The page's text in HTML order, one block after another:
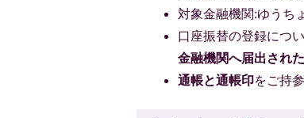
対象金融機関:ゆうち
口座振替の登録につ
金融機関へ届出され
通帳と通帳印をご持